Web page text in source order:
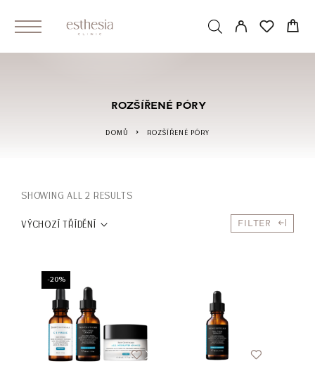
ROZŠÍŘENÉ PÓRY
DOMŮ ROZŠÍŘENÉ PÓRY
SHOWING ALL 2 RESULTS
VÝCHOZÍ TŘÍDĚNÍ FILTER
-20%